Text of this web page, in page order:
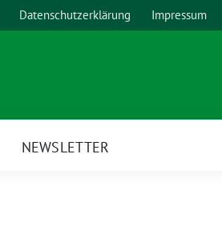
Datenschutzerklärung Impressum
NEWSLETTER